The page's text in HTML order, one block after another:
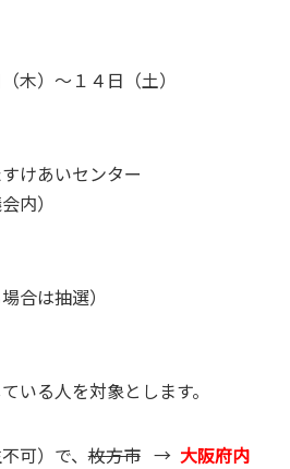
木）～１４日（土）
けあいセンター
内）
合は抽選）
いる人を対象とします。
可）で、枚方市→ 大阪府内